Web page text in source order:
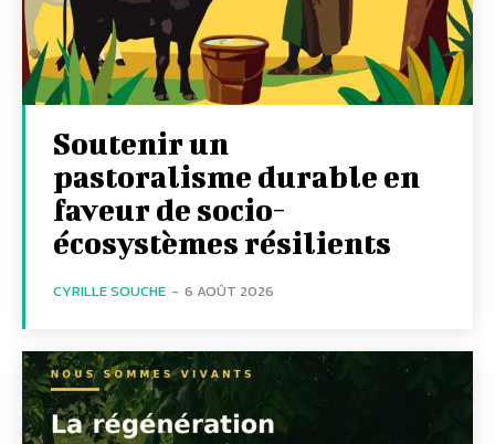
Soutenir un
pastoralisme durable en
faveur de socio-
écosystèmes résilients
CYRILLE SOUCHE - 6 AOÛT 2026